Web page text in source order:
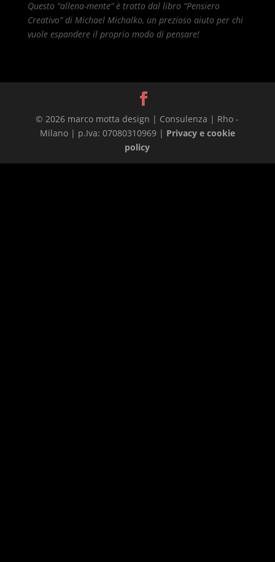
Questo “allena-mente” è tratto dal libro “Pensiero
Creativo” di Michael Michalko, un prezioso aiuto per chi
vuole espandere il proprio modo di pensare!
© 2026 marco motta design | Consulenza | Rho -
Milano | p.Iva: 07080310969 | Privacy e cookie
policy